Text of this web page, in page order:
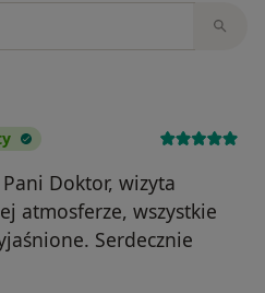
Doktor, wizyta
atmosferze, wszystkie
Serdecznie